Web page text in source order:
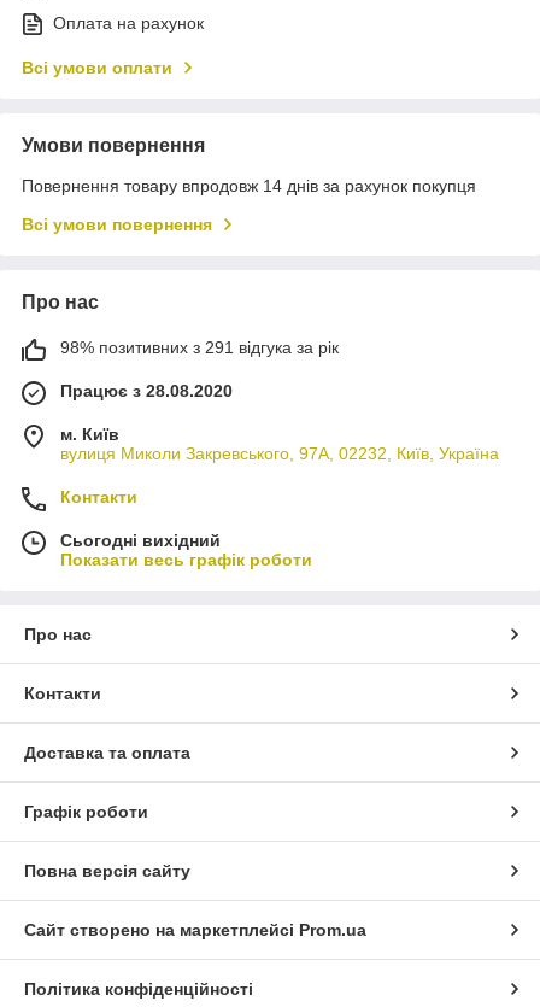
Оплата на рахунок
Всі умови оплати
Умови повернення
Повернення товару впродовж 14 днів за рахунок покупця
Всі умови повернення
Про нас
98% позитивних з 291 відгука за рік
Працює з 28.08.2020
м. Київ
вулиця Миколи Закревського, 97А, 02232, Київ, Україна
Контакти
Сьогодні вихідний
Показати весь графік роботи
Про нас
Контакти
Доставка та оплата
Графік роботи
Повна версія сайту
Сайт створено на маркетплейсі Prom.ua
Політика конфіденційності